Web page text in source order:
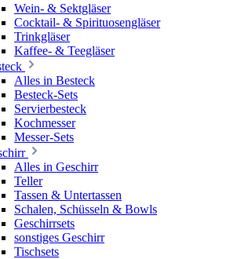
Wein- & Sektgläser
Cocktail- & Spirituosengläser
Trinkgläser
Kaffee- & Teegläser
Alles in Besteck
Besteck-Sets
Servierbesteck
Kochmesser
Messer-Sets
Alles in Geschirr
Teller
Tassen & Untertassen
Schalen, Schüsseln & Bowls
Geschirrsets
sonstiges Geschirr
Tischsets